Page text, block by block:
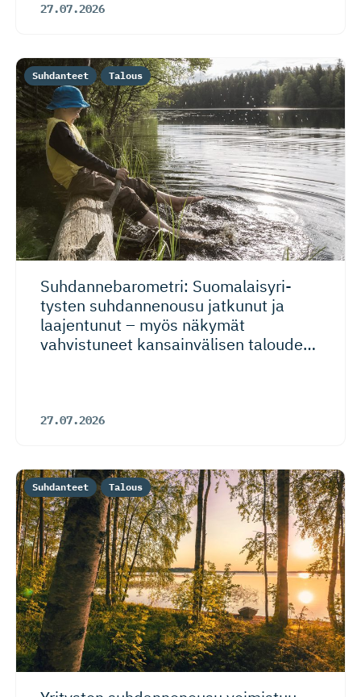
27.07.2026
Suhdanneba­ro­metri: Suomalaisy­ri­
tysten suhdannenousu jatkunut ja
laajentunut – myös näkymät
vahvistuneet kansainvälisen talouden
27.07.2026
Suhdanteet Talous
Suhdanteet Talous